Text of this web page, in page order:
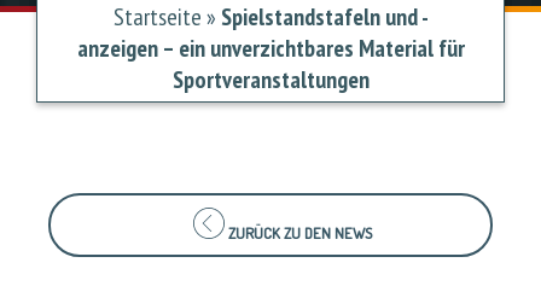
Startseite» Spielstandstafeln und -
anzeigen – ein unverzichtbares Material für
Sportveranstaltungen
ZURÜCK ZU DEN NEWS